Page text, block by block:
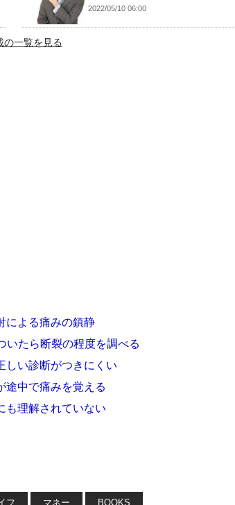
2022/05/10 06:00
の一覧を見る
による痛みの鎮静
いたら断裂の程度を調べる
しい診断がつきにくい
途中で痛みを覚える
も理解されていない
フ マネー BOOKS